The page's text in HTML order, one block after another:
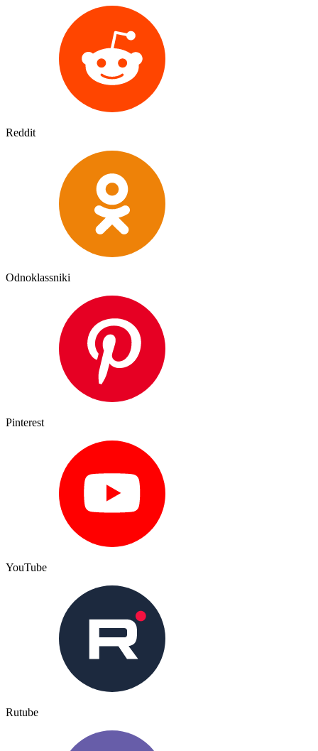
Reddit
Odnoklassniki
Pinterest
YouTube
Rutube